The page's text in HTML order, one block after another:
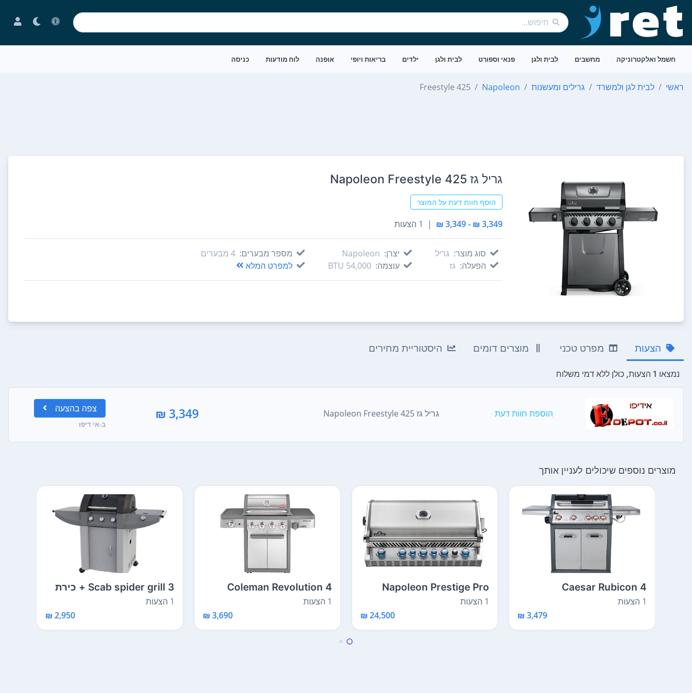
חשמל ואלקטרוניקה מחשבים לבית ולגן פנאי וספורט לבית ולגן ילדים בריאות ויופי אופנה לוח מודעות כניסה
ראשי לבית לגן ולמשרד גרילים ומעשנות Napoleon
Freestyle 425
‏גריל ‏גז Napoleon Freestyle 425
הוסף חוות דעת על המוצר
3,349 ₪ - 3,349 ₪
| 1 הצעות
סוג מוצר: גריל
הפעלה: גז
יצרן: Napoleon
עוצמה: 54,000 BTU
מספר מבערים: 4‏ מבערים
למפרט המלא
הצעות מפרט טכני מוצרים דומים היסטוריית מחירים
נמצאו 1 הצעות, כולן ללא דמי משלוח
הוספת חוות דעת ‏גריל ‏גז Napoleon Freestyle 425 3,349 ₪ צפה בהצעה
ב-אי דיפו
מוצרים נוספים שיכולים לעניין אותך
Caesar Rubicon 4
1 הצעות
3,479 ₪
Napoleon Prestige Pro
665BI
1 הצעות
24,500 ₪
Coleman Revolution 4
1 הצעות
3,690 ₪
Scab spider grill 3 + כירת
צד
1 הצעות
2,950 ₪